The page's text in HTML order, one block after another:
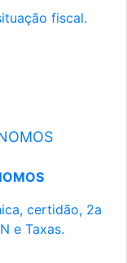
fiscal.
certidão, 2a
e Taxas.